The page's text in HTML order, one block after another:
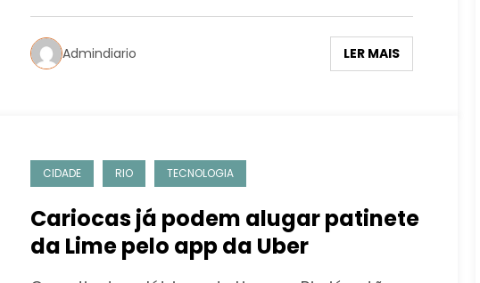
Admindiario LER MAIS
CIDADE RIO TECNOLOGIA
Cariocas já podem alugar patinete
da Lime pelo app da Uber